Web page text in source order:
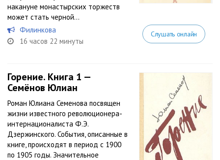
накануне монастырских торжеств
может стать черной...
Филинкова
16 часов 22 минуты
Слушать онлайн
Горение. Книга 1 —
Семёнов Юлиан
Роман Юлиана Семенова посвящен
жизни известного революционера-
интернационалиста Ф.Э.
Дзержинского. События, описанные в
книге, происходят в период с 1900
по 1905 годы. Значительное